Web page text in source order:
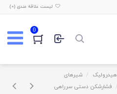
لیست علاقه مندی (0
)
0
هیدرولیک
شیرهای
فشارشکن دستی سرراهی